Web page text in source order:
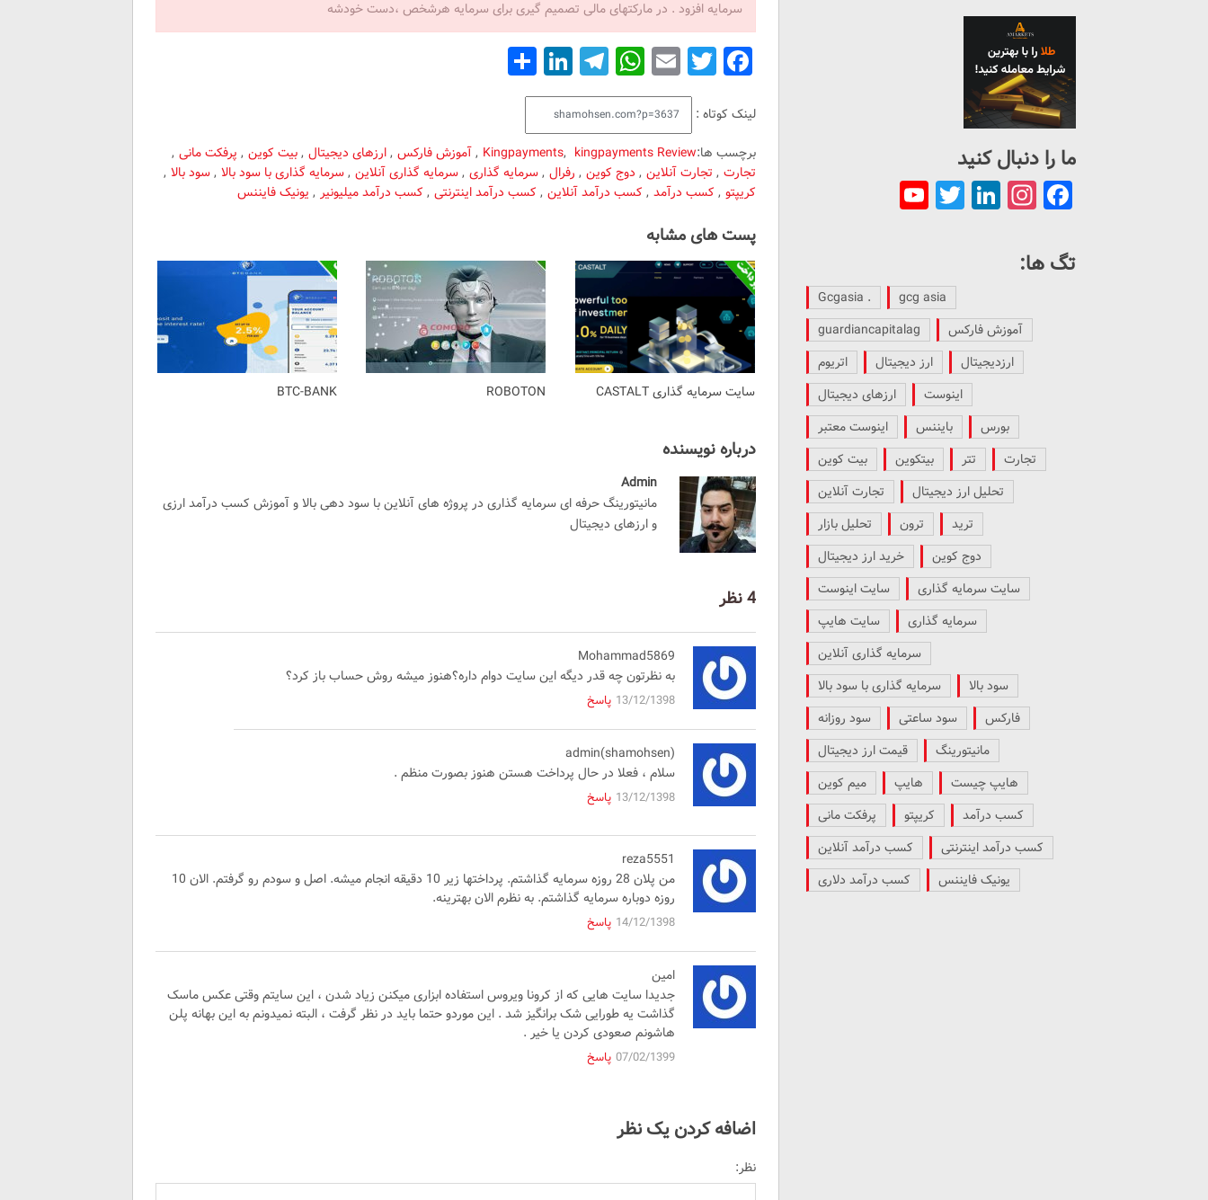
سرمایه افزود . در مارکتهای مالی تصمیم گیری برای سرمایه هرشخص ،دست خودشه
Facebook
Twitter
Email
WhatsApp
Telegram
LinkedIn
لینک کوتاه :
برچسب ها:
Kingpayments, kingpayments Review
,آموزش فارکس ,ارزهای دیجیتال ,بیت کوین , پرفکت مانی ,
تجارت , تجارت آنلاین , دوج کوین , رفرال ,سرمایه گذاری ,سرمایه گذاری آنلاین ,سرمایه گذاری با سود بالا ,سود بالا ,
کریپتو , کسب درآمد , کسب درآمد آنلاین , کسب درآمد اینترنتی , کسب درآمد میلیونیر , یونیک فایننس
پست های مشابه
BTC-BANK ROBOTON سایت سرمایه گذاری CASTALT
درباره نویسنده
Admin
مانیتورینگ حرفه ای سرمایه گذاری در پروژه های آنلاین با سود دهی بالا و آموزش کسب درآمد ارزی
و ارزهای دیجیتال
4 نظر
Mohammad5869
به نظرتون چه قدر دیگه این سایت دوام داره؟هنوز میشه روش حساب باز کرد؟
13/12/1398 پاسخ
admin(shamohsen)
سلام ، فعلا در حال پرداخت هستن هنوز بصورت منظم .
13/12/1398 پاسخ
reza5551
من پلان 28 روزه سرمایه گذاشتم. پرداختها زیر 10 دقیقه انجام میشه. اصل و سودم رو گرفتم. الان 10
روزه دوباره سرمایه گذاشتم. به نظرم الان بهترینه.
14/12/1398 پاسخ
امین
جدیدا سایت هایی که از کرونا ویروس استفاده ابزاری میکنن زیاد شدن ، این سایتم وقتی عکس ماسک
گذاشت یه طورایی شک برانگیز شد . این موردو حتما باید در نظر گرفت ، البته نمیدونم به این بهانه پلن
هاشونم صعودی کردن یا خیر .
07/02/1399 پاسخ
اضافه کردن یک نظر
نظر:
ما را دنبال کنید
Facebook
Instagram
LinkedIn
Twitter
تگ ها:
. Gcgasia
gcg asia
guardiancapitalag
آموزش فارکس
اتریوم
ارز دیجیتال
ارزدیجیتال
ارزهای دیجیتال
اینوست
اینوست معتبر
بایننس
بورس
بیت کوین
بیتکوین تتر
تجارت
تجارت آنلاین
تحلیل ارز دیجیتال
تحلیل بازار
ترون
ترید
خرید ارز دیجیتال
دوج کوین
سایت اینوست
سایت سرمایه گذاری
سایت هایپ
سرمایه گذاری
سرمایه گذاری آنلاین
سرمایه گذاری با سود بالا
سود بالا
سود روزانه
سود ساعتی
فارکس
قیمت ارز دیجیتال
مانیتورینگ
میم کوین
هایپ
هایپ چیست
پرفکت مانی
کریپتو
کسب درآمد
کسب درآمد آنلاین
کسب درآمد اینترنتی
کسب درآمد دلاری
یونیک فایننس